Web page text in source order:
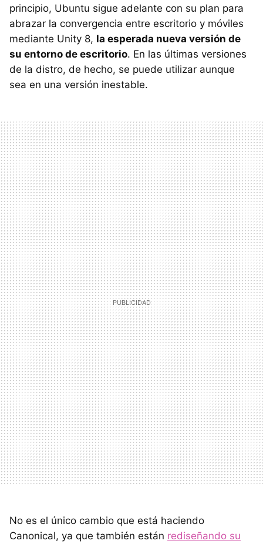
principio, Ubuntu sigue adelante con su plan para
abrazar la convergencia entre escritorio y móviles
mediante Unity 8, la esperada nueva versión de
su entorno de escritorio. En las últimas versiones
de la distro, de hecho, se puede utilizar aunque
sea en una versión inestable.
No es el único cambio que está haciendo
Canonical, ya que también están rediseñando su